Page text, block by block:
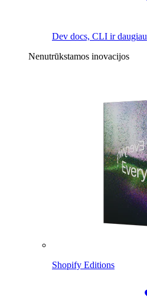
Dev docs, CLI ir daugiau
Nenutrūkstamos inovacijos
Shopify Editions